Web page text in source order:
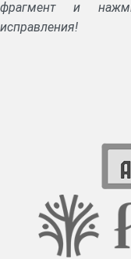
фрагмент и
исправления!